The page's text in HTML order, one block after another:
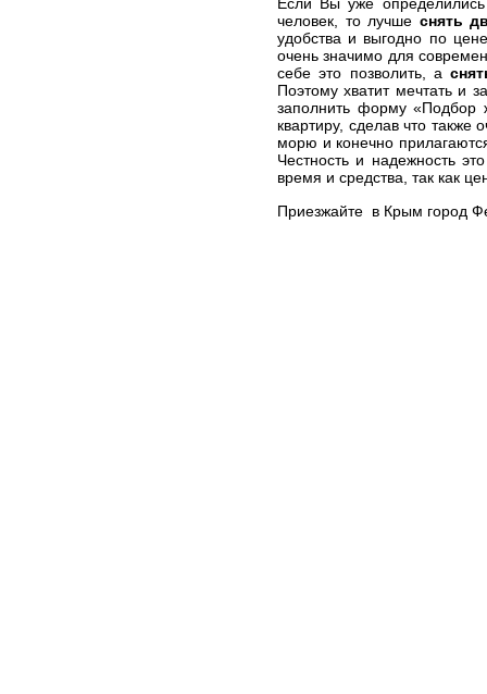
человек, то лучше снять
удобства и выгодно по
очень значимо для
себе это позволить, а
Поэтому хватит мечтать и
заполнить форму «Подбор
квартиру, сделав что также
морю и конечно
Честность и надежность
время и средства, так как
Приезжайте в Крым город